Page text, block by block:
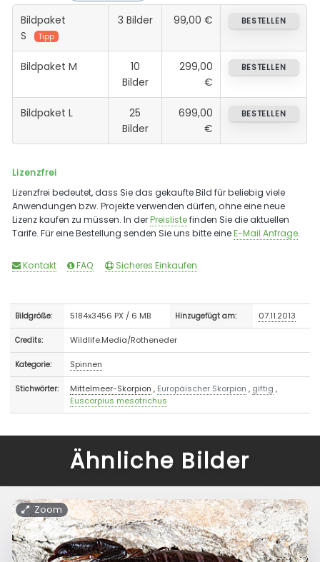
Bildpaket
S
Tipp
3 Bilder 99,00 € BESTELLEN
Bildpaket M
10
Bilder
299,00
€
BESTELLEN
Bildpaket L
25
Bilder
699,00
€
BESTELLEN
Lizenzfrei
Lizenzfrei bedeutet, dass Sie das gekaufte Bild für beliebig viele
Anwendungen bzw. Projekte verwenden dürfen, ohne eine neue
Lizenz kaufen zu müssen. In derPreislistefinden Sie die aktuellen
Tarife. Für eine Bestellung senden Sie uns bitte eineE-Mail Anfrage.
Kontakt FAQ Sicheres Einkaufen
Bildgröße: 5184x3456 PX / 6 MB Hinzugefügt am: 07.11.2013
Credits: Wildlife.Media/Rotheneder
Kategorie: Spinnen
Stichwörter: Mittelmeer-Skorpion , Europäischer Skorpion , giftig ,
Euscorpius mesotrichus
Ähnliche Bilder
Zoom